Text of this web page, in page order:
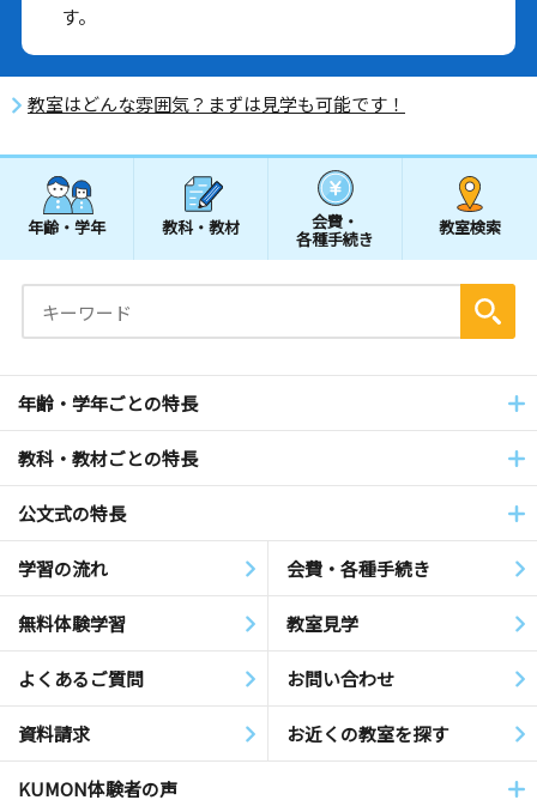
す。
教室はどんな雰囲気？まずは見学も可能です！
年齢・学年 教科・教材 会費・
各種手続き
教室検索
年齢・学年ごとの特長
教科・教材ごとの特長
公文式の特長
学習の流れ 会費・各種手続き
無料体験学習 教室見学
よくあるご質問 お問い合わせ
資料請求 お近くの教室を探す
KUMON体験者の声